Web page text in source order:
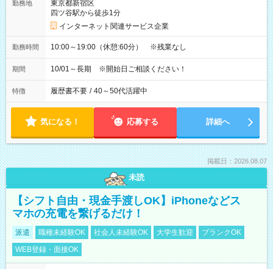
勤務地
東京都新宿区
四ツ谷駅から徒歩1分
インターネット関連サービス企業
勤務時間 10:00～19:00（休憩:60分） ※残業なし
期間 10/01～長期 ※開始日ご相談ください！
特徴 履歴書不要 / 40～50代活躍中
気になる！ 応募する 詳細へ
掲載日：2026.08.07
未読
【シフト自由・現金手渡しOK】iPhoneなどス
マホの充電を繋げるだけ！
派遣 職種未経験OK 社会人未経験OK 大学生歓迎
ブランクOK
WEB登録・面接OK